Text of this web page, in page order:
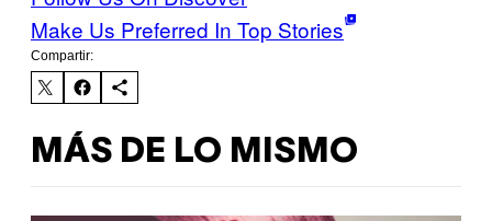
Make Us Preferred In Top Stories
Compartir:
MÁS DE LO MISMO